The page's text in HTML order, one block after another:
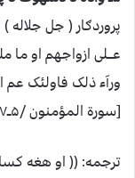
پروردګار ( جل جلاله
عـــلی ازواجهم او
ورآء ذلک فاولئک عم
[سورة المؤمنون /۵ــ۷]
ترجمه: (( او هغه